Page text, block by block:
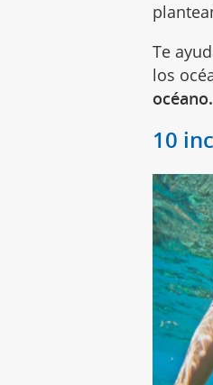
Te
los
océano.
10